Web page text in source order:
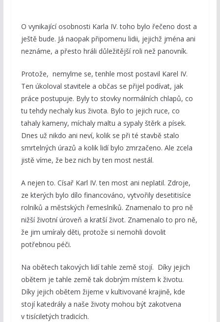
O vynikající osobnosti Karla IV. toho bylo řečeno dost a
ještě bude. Já naopak připomenu lidii, jejichž jména ani
neznáme, a přesto hráli důležitější roli než panovník.
Protože, nemylme se, tenhle most postavil Karel IV.
Ten úkoloval stavitele a občas se přijel podívat, jak
práce postupuje. Byly to stovky normálních chlapů, co
tu tehdy nechaly kus života. Bylo to jejich ruce, co
tahaly kameny, míchaly maltu a sypaly štěrk a písek.
Dnes už nikdo ani neví, kolik se při té stavbě stalo
smrtelných úrazů a kolik lidí bylo zmrzačeno. Ale zcela
jistě víme, že bez nich by ten most nestál.
A nejen to. Císař Karl IV. ten most ani neplatil. Zdroje,
ze kterých bylo dílo financováno, vytvořily desetitisíce
rolníků a městských řemeslníků. Znamenalo to pro ně
nižší životní úroveň a kratší život. Znamenalo to pro ně,
že jim umíraly děti, protože si nemohli dovolit
potřebnou péči.
Na obětech takových lidí tahle země stojí. Díky jejich
obětem je tahle země tak dobrým místem k životu.
Díky jejich obětem žijeme v kultivované krajině, kde
stojí katedrály a naše životy mohou být zakotvena
v tisíciletých tradicích.